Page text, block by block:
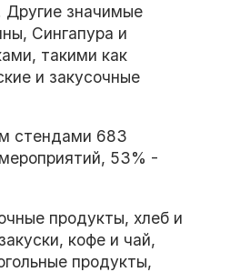
Другие значимые
Сингапура и
такими как
и закусочные
стендами 683
53% -
продукты, хлеб и
кофе и чай,
продукты,